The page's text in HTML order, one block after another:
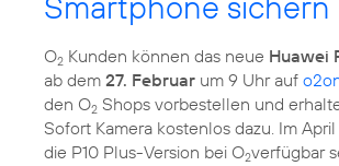
O2 Kunden können das neue Huawei
ab dem 27. Februar um 9 Uhr auf
den O2 Shops vorbestellen und
Sofort Kamera kostenlos dazu. Im
die P10 Plus-Version bei O2verfügbar